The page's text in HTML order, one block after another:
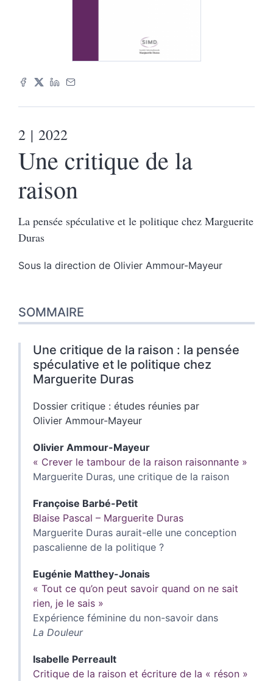
2 | 2022
Une critique de la
raison
La pensée spéculative et le politique chez Marguerite
Duras
Sous la direction de Olivier Ammour-Mayeur
SOMMAIRE
Une critique de la raison : la pensée
spéculative et le politique chez
Marguerite Duras
Dossier critique : études réunies par
Olivier Ammour-Mayeur
Olivier Ammour-Mayeur
« Crever le tambour de la raison raisonnante »
Marguerite Duras, une critique de la raison
Françoise Barbé-Petit
Blaise Pascal – Marguerite Duras
Marguerite Duras aurait-elle une conception
pascalienne de la politique ?
Eugénie Matthey-Jonais
« Tout ce qu’on peut savoir quand on ne sait
rien, je le sais »
Expérience féminine du non-savoir dans
La Douleur
Isabelle Perreault
Critique de la raison et écriture de la « réson »